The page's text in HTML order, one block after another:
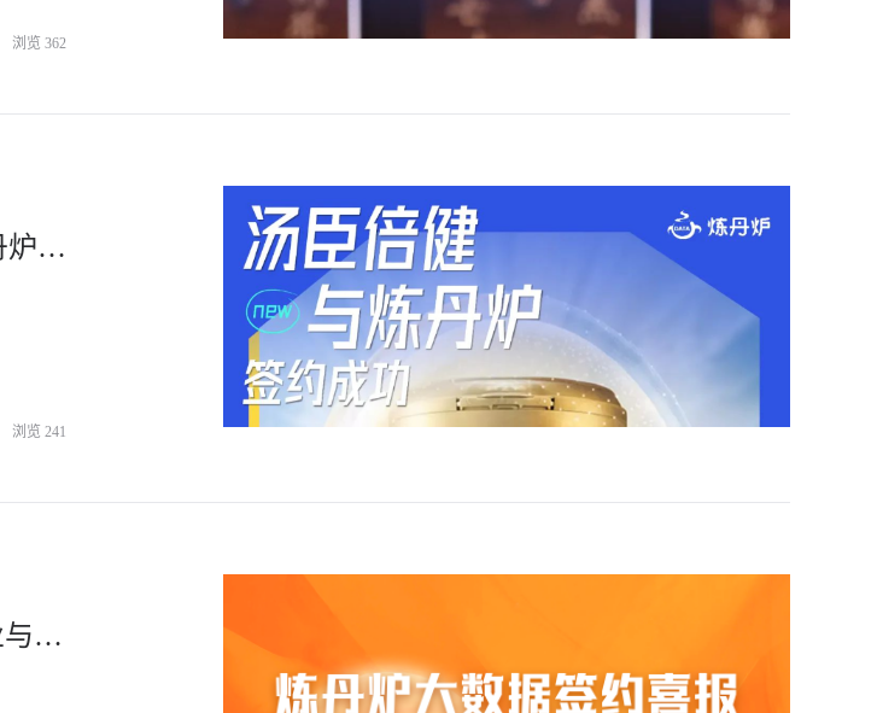
浏览 362
全球膳食营养补充剂领先品牌【汤臣倍健】签约炼丹炉大数据！
浏览 241
实力认可！南孚、万事利、华润三九等多家TOP企业与炼丹炉大数据达成深度合作